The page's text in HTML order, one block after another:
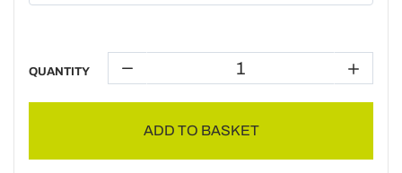
QUANTITY
ADD TO BASKET